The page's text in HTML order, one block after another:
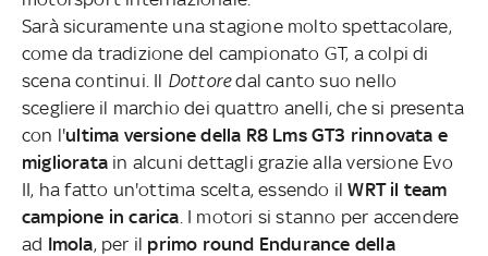
Sarà sicuramente una stagione molto spettacolare,
come da tradizione del campionato GT, a colpi di
scena continui. Il Dottoredal canto suo nello
scegliere il marchio dei quattro anelli, che si presenta
con l'ultima versione della R8 Lms GT3 rinnovata e
migliorata in alcuni dettagli grazie alla versione Evo
II, ha fatto un'ottima scelta, essendo ilWRT il team
campione in carica . I motori si stanno per accendere
ad Imola, per il primo round Endurance della